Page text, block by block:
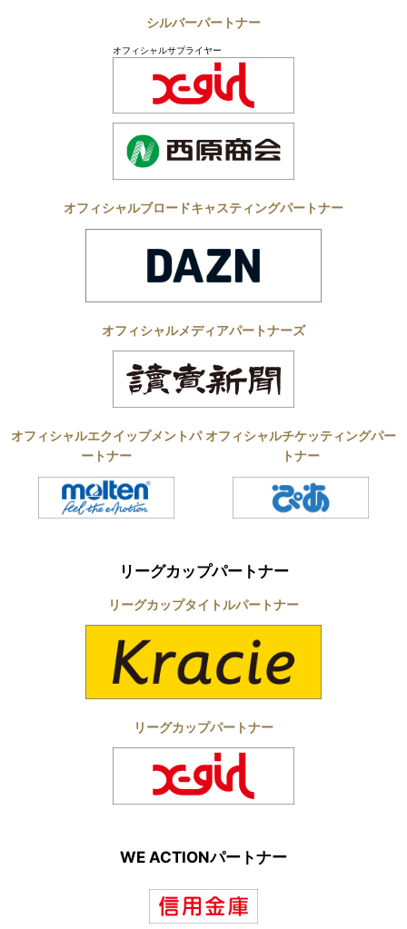
シルバーパートナー
オフィシャルサプライヤー
オフィシャルブロードキャスティングパートナー
オフィシャルメディアパートナーズ
オフィシャルエクイップメントパ
ートナー
オフィシャルチケッティングパー
トナー
リーグカップパートナー
リーグカップタイトルパートナー
リーグカップパートナー
WE ACTIONパートナー